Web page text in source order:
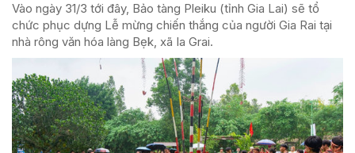
Vào ngày 31/3 tới đây, Bảo tàng Pleiku (tỉnh Gia Lai) sẽ tổ
chức phục dựng Lễ mừng chiến thắng của người Gia Rai tại
nhà rông văn hóa làng Bẹk, xã Ia Grai.